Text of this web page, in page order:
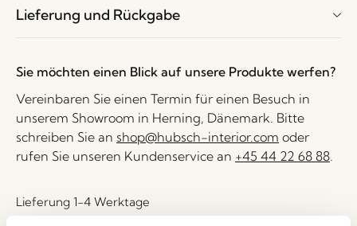
Lieferung und Rückgabe
Sie möchten einen Blick auf unsere Produkte werfen?
Vereinbaren Sie einen Termin für einen Besuch in
unserem Showroom in Herning, Dänemark. Bitte
schreiben Sie an shop@hubsch-interior.com oder
rufen Sie unseren Kundenservice an +45 44 22 68 88.
Lieferung 1-4 Werktage